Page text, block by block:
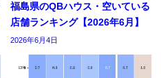
福島県のQBハウス・空いている
店舗ランキング【2026年6月】
2026年6月4日